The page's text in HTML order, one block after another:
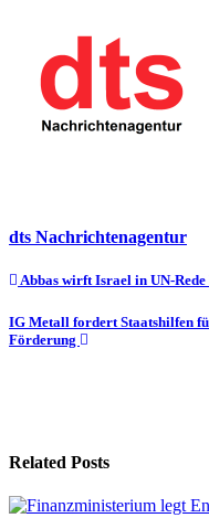
dts Nachrichtenagentur
Abbas wirft Israel in UN-
IG Metall fordert Staatshilfen
Förderung
Related Posts